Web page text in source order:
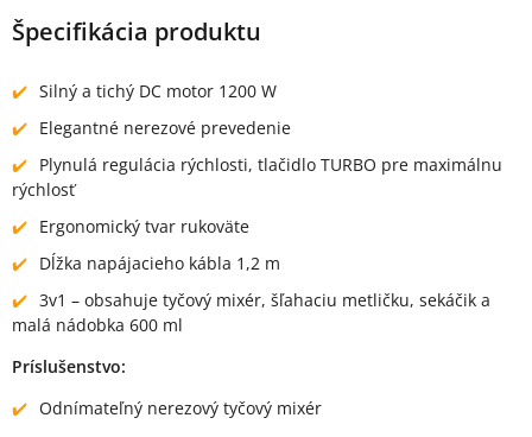
Špecifikácia produktu
Silný a tichý DC motor 1200 W
Elegantné nerezové prevedenie
Plynulá regulácia rýchlosti, tlačidlo TURBO pre maximálnu
rýchlosť
Ergonomický tvar rukoväte
Dĺžka napájacieho kábla 1,2 m
3v1 – obsahuje tyčový mixér, šľahaciu metličku, sekáčik a
malá nádobka 600 ml
Príslušenstvo:
Odnímateľný nerezový tyčový mixér